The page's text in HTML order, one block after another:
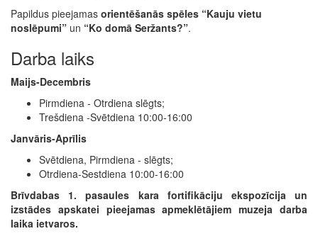
Papildus pieejamas orientēšanās spēles “Kauju vietu
noslēpumi” un “Ko domā Seržants?”.
Darba laiks
Maijs-Decembris
Pirmdiena - Otrdiena slēgts;
Trešdiena -Svētdiena 10:00-16:00
Janvāris-Aprīlis
Svētdiena, Pirmdiena - slēgts;
Otrdiena-Sestdiena 10:00-16:00
Brīvdabas 1. pasaules kara fortifikāciju ekspozīcija un
izstādes apskatei pieejamas apmeklētājiem muzeja darba
laika ietvaros.